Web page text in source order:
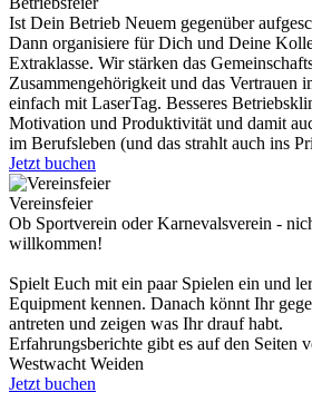
Ist Dein Betrieb Neuem gegenüber
Dann organisiere für Dich und Deine
Extraklasse. Wir stärken das
Zusammengehörigkeit und das Vertrauen
einfach mit LaserTag. Besseres
Motivation und Produktivität und damit
im Berufsleben (und das strahlt auch ins
Jetzt buchen
Vereinsfeier
Ob Sportverein oder Karnevalsverein -
willkommen!
Spielt Euch mit ein paar Spielen ein und
Equipment kennen. Danach könnt Ihr
antreten und zeigen was Ihr drauf habt.
Erfahrungsberichte gibt es auf den Seiten
Westwacht Weiden
Jetzt buchen